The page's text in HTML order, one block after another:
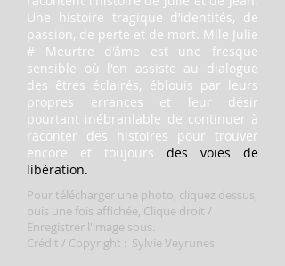
Une histoire tragique d’identités, de
passion, de perte et de mort. Mlle Julie
# Meurtre d'âme est une fresque
sensible où l'on assiste au dialogue
des êtres éclairés, éblouis par leurs
propres errances et leur désir
pourtant inébranlable de continuer à
raconter des histoires pour trouver
encore et toujours des voies de
libération.
Pour télécharger une photo, cliquez dessus,
puis une fois affichée, Clique droit /
Enregistrer l'image sous.
Crédit / Copyright : Sylvie Veyrunes